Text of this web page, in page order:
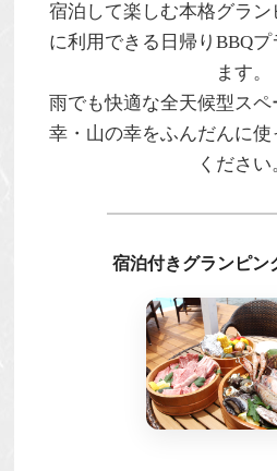
宿泊して楽しむ本格グラ
に利用できる 日帰りBBQプ
ます。
雨でも快適な全天候型ス
幸・山の幸をふんだんに
ください
宿泊付きグランピン